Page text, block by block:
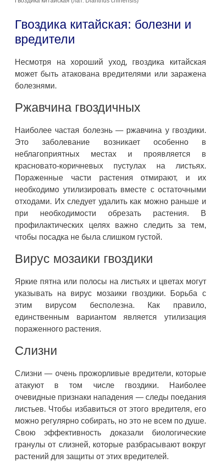
Гвоздика китайская: болезни и
вредители
Несмотря на хороший уход, гвоздика китайская
может быть атакована вредителями или заражена
болезнями.
Ржавчина гвоздичных
Наиболее частая болезнь — ржавчина у гвоздики.
Это заболевание возникает особенно в
неблагоприятных местах и ​​проявляется в
красновато-коричневых пустулах на листьях.
Пораженные части растения отмирают, и их
необходимо утилизировать вместе с остаточными
отходами. Их следует удалить как можно раньше и
при необходимости обрезать растения. В
профилактических целях важно следить за тем,
чтобы посадка не была слишком густой.
Вирус мозаики гвоздики
Яркие пятна или полосы на листьях и цветах могут
указывать на вирус мозаики гвоздики. Борьба с
этим вирусом бесполезна. Как правило,
единственным вариантом является утилизация
пораженного растения.
Слизни
Слизни — очень прожорливые вредители, которые
атакуют в том числе гвоздики. Наиболее
очевидные признаки нападения — следы поедания
листьев. Чтобы избавиться от этого вредителя, его
можно регулярно собирать, но это не всем по душе.
Свою эффективность доказали биологические
гранулы от слизней, которые разбрасывают вокруг
растений для защиты от этих вредителей.